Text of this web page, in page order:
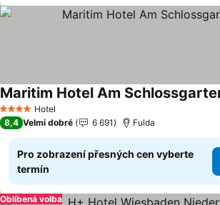
4 Počet hvězdiček
Hotel
Maritim Hotel Am
8,4 Velmi dobré 6 691 Fulda
Pro zobrazení přesných cen vyberte
termín
Oblíbená volba